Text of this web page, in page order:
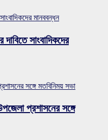
মানববন্ধন
সাংবাদিকদের
সঙ্গে মতবিনিময় সভা
প্রশাসনের সঙ্গে